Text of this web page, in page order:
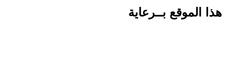
هذا الموقع بــرعاية